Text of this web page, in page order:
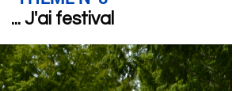
... J'ai festival